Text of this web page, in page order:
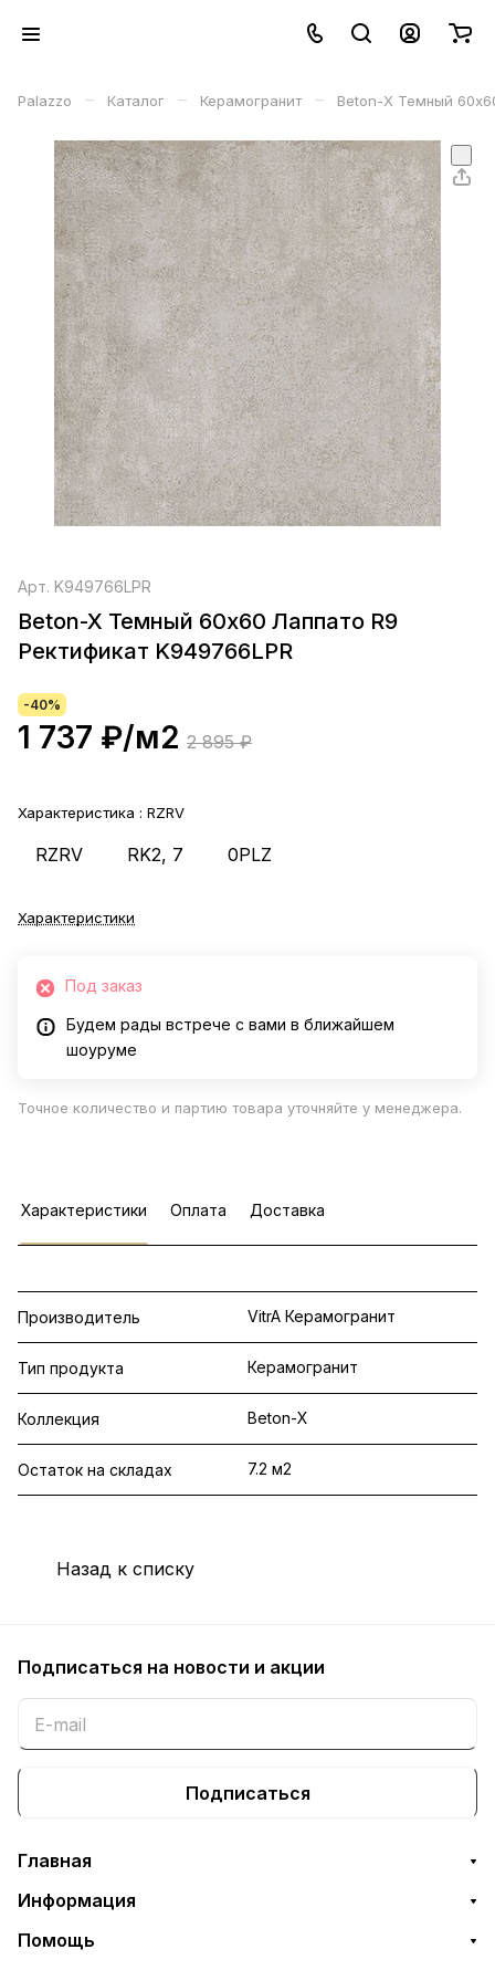
Palazzo – Каталог – Керамогранит – Beton-X Темный
Арт. K949766LPR
Beton-X Темный 60х60 Лаппато R9
Ректификат K949766LPR
-40%
1 737 ₽/м2 2 895 ₽
Характеристика : RZRV
RZRV RK2, 7 0PLZ
Характеристики
Под заказ
Будем рады встрече с вами в ближайшем
шоуруме
Точное количество и партию товара уточняйте у менеджера.
Характеристики Оплата Доставка
Производитель VitrA Керамогранит
Тип продукта Керамогранит
Коллекция Beton-X
Остаток на складах 7.2 м2
Назад к списку
Подписаться на новости и акции
Подписаться
Главная
Информация
Помощь